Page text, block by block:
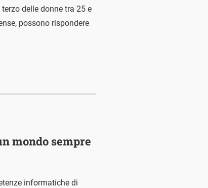
delle donne tra 25 e
possono rispondere
mondo sempre
informatiche di